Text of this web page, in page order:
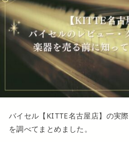
バイセル【KITTE名古屋店】の実
を調べてまとめました。